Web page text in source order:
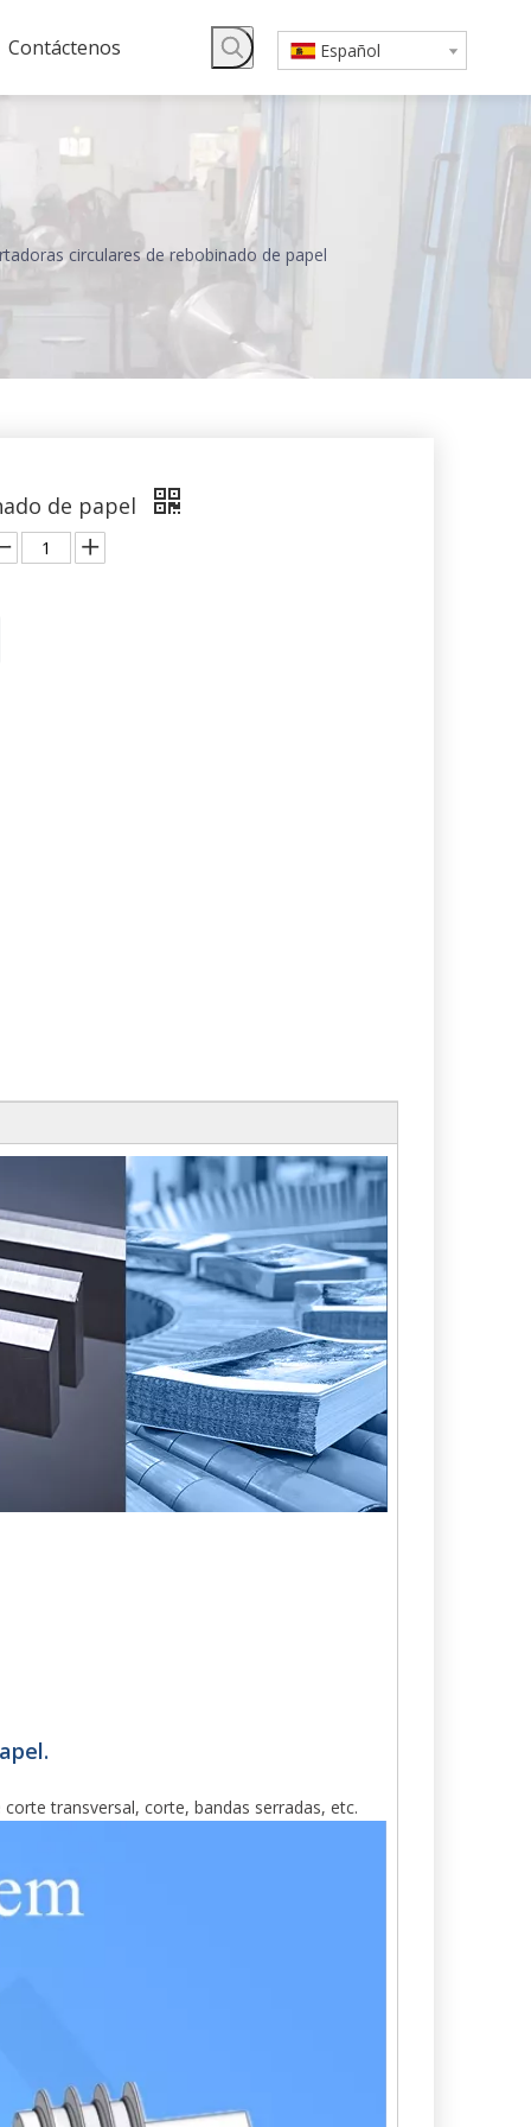
Contáctenos Español
circulares de rebobinado de papel
de papel
transversal, corte, bandas serradas, etc.